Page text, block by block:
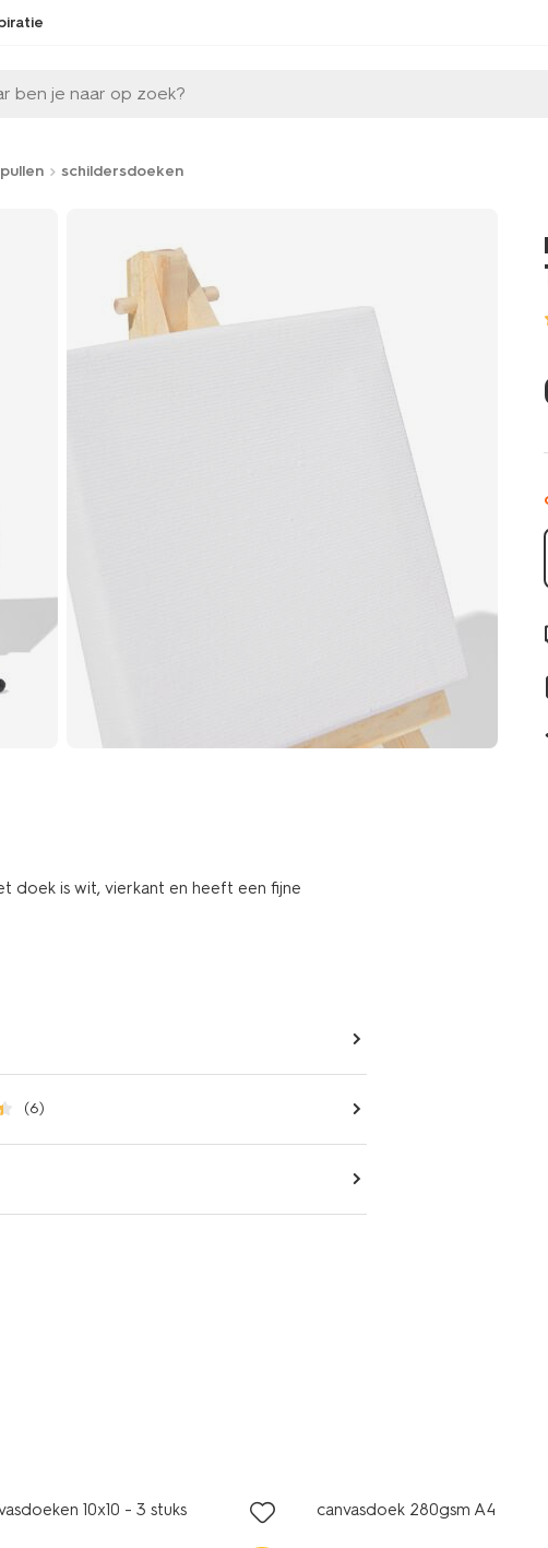
ben je naar op zoek?
schildersdoeken
doek is wit, vierkant en heeft een fijne
(6)
10x10 - 3 stuks canvasdoek 280gsm A4